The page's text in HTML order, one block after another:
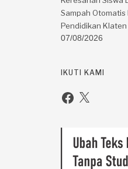
Sampah Otomatis
Pendidikan
07/08/2026
IKUTI KAMI
Facebook
X